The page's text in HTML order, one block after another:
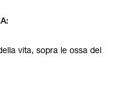
vita, sopra le ossa del